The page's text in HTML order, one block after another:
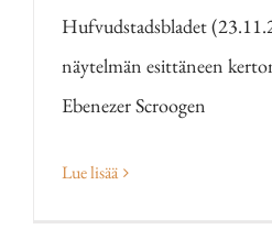
Hufvudstadsbladet
näytelmän esittäneen
Ebenezer Scroogen
Lue lisää